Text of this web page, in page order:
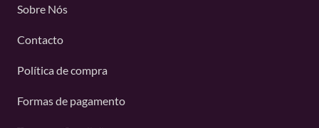
Sobre Nós
Contacto
Política de compra
Formas de pagamento